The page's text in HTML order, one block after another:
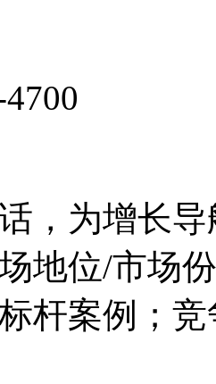
，为增长导
地位/市场
杆案例；